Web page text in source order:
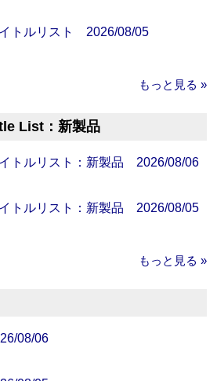
トルリスト 2026/08/05
もっと見る »
List：新製品
トルリスト：新製品 2026/08/06
トルリスト：新製品 2026/08/05
もっと見る »
08/06